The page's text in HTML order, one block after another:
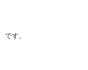
です。